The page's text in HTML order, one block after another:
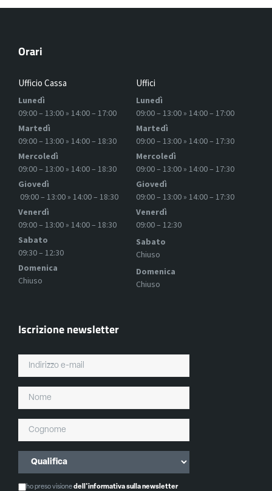
Orari
Ufficio Cassa
Lunedì
09:00 – 13:00 » 14:00 – 17:00
Martedì
09:00 – 13:00 » 14:00 – 18:30
Mercoledì
09:00 – 13:00 » 14:00 – 18:30
Giovedì
09:00 – 13:00 » 14:00 – 18:30
Venerdì
09:00 – 13:00 » 14:00 – 18:30
Sabato
09:30 – 12:30
Domenica
Chiuso
Uffici
Lunedì
09:00 – 13:00 » 14:00 – 17:00
Martedì
09:00 – 13:00 » 14:00 – 17:30
Mercoledì
09:00 – 13:00 » 14:00 – 17:30
Giovedì
09:00 – 13:00 » 14:00 – 17:30
Venerdì
09:00 – 12:30
Sabato
Chiuso
Domenica
Chiuso
Iscrizione newsletter
ho preso visionedell'informativa sulla newsletter